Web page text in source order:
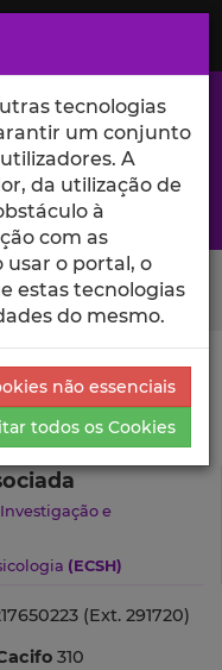
no Iscte
Currículo
e
(ECSH)
(Ext. 291720)
310
tecnologias
um conjunto
A
da utilização de
à
com as
usar o portal, o
estas tecnologias
do mesmo.
não essenciais
todos os Cookies